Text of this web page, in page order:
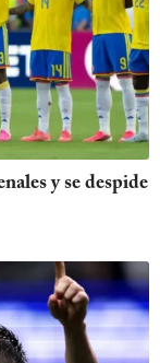
y se despide